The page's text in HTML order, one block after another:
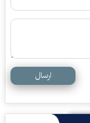
ارسال